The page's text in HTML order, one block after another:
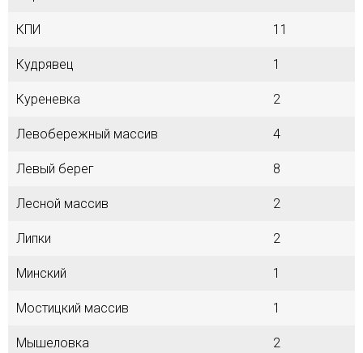
КПИ 11
Кудрявец 1
Куреневка 2
Левобережный массив 4
Левый берег 8
Лесной массив 2
Липки 2
Минский 1
Мостицкий массив 1
Мышеловка 2